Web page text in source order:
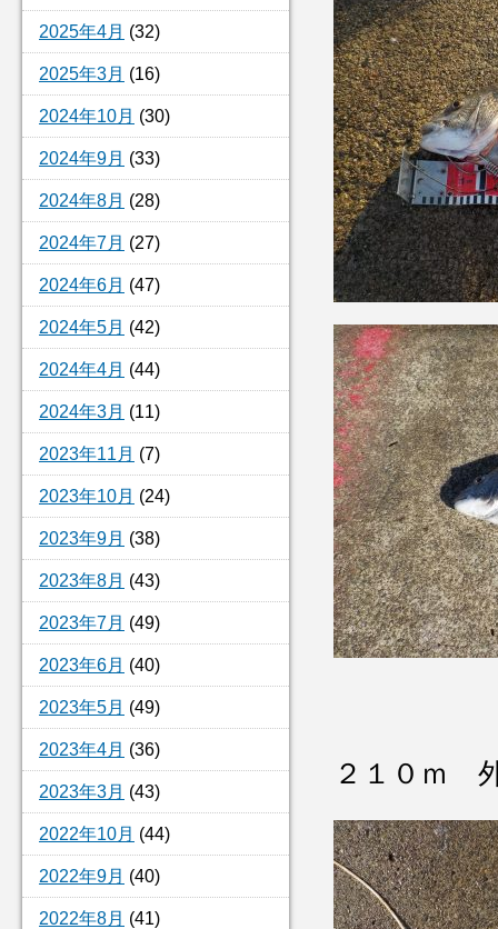
2025年4月 (32)
2025年3月 (16)
2024年10月 (30)
2024年9月 (33)
2024年8月 (28)
2024年7月 (27)
2024年6月 (47)
2024年5月 (42)
2024年4月 (44)
2024年3月 (11)
2023年11月 (7)
2023年10月 (24)
2023年9月 (38)
2023年8月 (43)
2023年7月 (49)
2023年6月 (40)
2023年5月 (49)
2023年4月 (36)
2023年3月 (43)
2022年10月 (44)
2022年9月 (40)
2022年8月 (41)
２１０ｍ